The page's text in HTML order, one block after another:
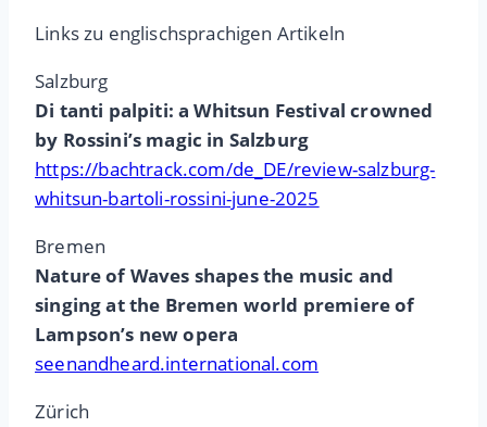
Links zu englischsprachigen Artikeln
Salzburg
Di tanti palpiti: a Whitsun Festival crowned
by Rossini’s magic in Salzburg
https://bachtrack.com/de_DE/review-salzburg-
whitsun-bartoli-rossini-june-2025
Bremen
Nature of Waves shapes the music and
singing at the Bremen world premiere of
Lampson’s new opera
seenandheard.international.com
Zürich